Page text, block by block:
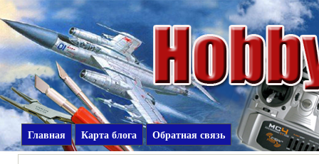
Главная Карта блога Обратная связь